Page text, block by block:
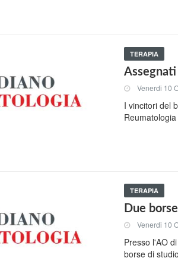
TERAPIA
Venerdi 10
I vincitori del
TERAPIA
Due
Venerdi 10
Presso l'AO
borse di